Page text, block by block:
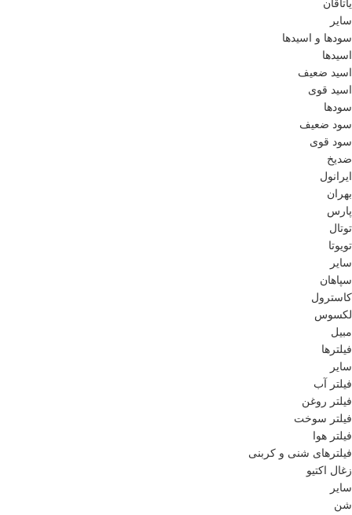
یاتاقان
سایر
سودها و اسیدها
اسید‌ها
اسید ضعیف
اسید قوی
سود‌ها
سود ضعیف
سود قوی
ضدیخ
ایرانول
بهران
پارس
توتال
تویوتا
سایر
سپاهان
کاسترول
لکسوس
مبیل
فیلترها
سایر
فیلتر آب
فیلتر روغن
فیلتر سوخت
فیلتر هوا
فیلترهای شنی و کربنی
زغال اکتیو
سایر
شن